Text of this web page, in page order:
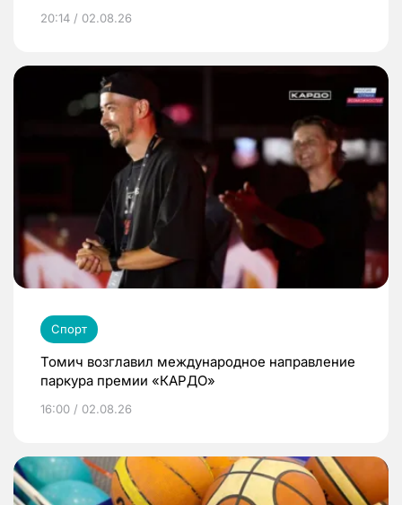
20:14 / 02.08.26
Спорт
Томич возглавил международное направление
паркура премии «КАРДО»
16:00 / 02.08.26